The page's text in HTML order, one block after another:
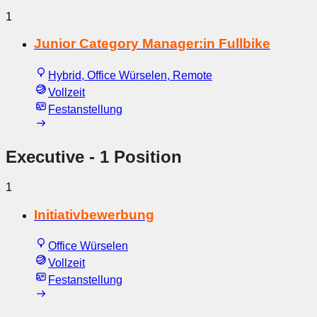
1
Junior Category Manager:in Fullbike
Hybrid, Office Würselen, Remote
Vollzeit
Festanstellung
Executive - 1 Position
1
Initiativbewerbung
Office Würselen
Vollzeit
Festanstellung